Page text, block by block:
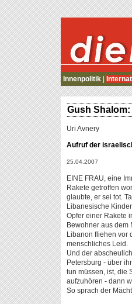
die Linke
Innenpolitik
Gush
Uri Avnery
Aufruf der
25.04.2007
EINE FRAU, eine
Rakete getroffen
glaubte, er sei tot.
Libanesische
Opfer einer Rakete
Bewohner aus dem
Libanon fliehen vor
menschliches Leid.
Und der
Petersburg - über
tun müssen, ist, die
aufzuhören - dann
So sprach der